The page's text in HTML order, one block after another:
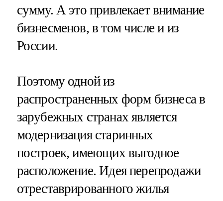
сумму. А это привлекает внимание
бизнесменов, в том числе и из
России.
Поэтому одной из
распространенных форм бизнеса в
зарубежных странах является
модернизация старинных
построек, имеющих выгодное
расположение. Идея перепродажи
отреставрированного жилья